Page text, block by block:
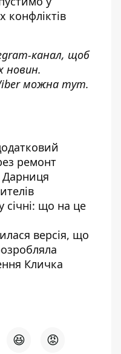
конфліктів
канал, щоб
новин.
можна тут.
ремонт
січні: що на це
версія, що
Кличка
😆 😡